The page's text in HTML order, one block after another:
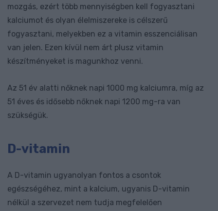
mozgás, ezért több mennyiségben kell fogyasztani
kalciumot és olyan élelmiszereke is célszerű
fogyasztani, melyekben ez a vitamin esszenciálisan
van jelen. Ezen kívül nem árt plusz vitamin
készítményeket is magunkhoz venni.
Az 51 év alatti nőknek napi 1000 mg kalciumra, míg az
51 éves és idősebb nőknek napi 1200 mg-ra van
szükségük.
D-vitamin
A D-vitamin ugyanolyan fontos a csontok
egészségéhez, mint a kalcium, ugyanis D-vitamin
nélkül a szervezet nem tudja megfelelően